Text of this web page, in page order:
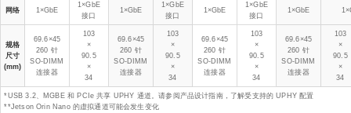
网络 1×GbE
1×GbE
接口
1×GbE
1×GbE
接口
1×GbE
1×GbE
接口
1×GbE
规格
尺寸
(mm)
69.6×45
260 针
SO-DIMM
连接器
103
×
90.5
×
34
69.6×45
260 针
SO-DIMM
连接器
103
×
90.5
×
34
69.6×45
260 针
SO-DIMM
连接器
103
×
90.5
×
34
69.6×45
260 针
SO-DIMM
连接器
103
×
90.5
×
34
*USB 3.2、MGBE 和 PCIe 共享 UPHY 通道。请参阅产品设计指南，了解受支持的 UPHY 配置
**Jetson Orin Nano 的虚拟通道可能会发生变化